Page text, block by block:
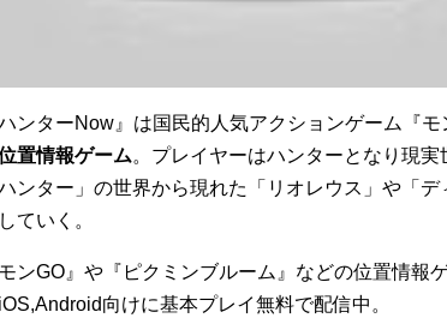
ハンターNow』は国民的人気アクションゲーム『
置情報ゲーム。プレイヤーはハンターとなり現実
ハンター」の世界から現れた「リオレウス」や「
ていく。
ンGO』や『ピクミンブルーム』などの位置情報
向けに基本プレイ無料で配信中。